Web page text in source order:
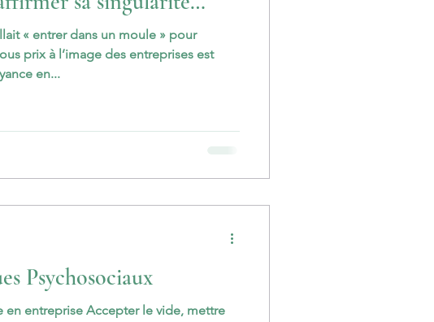
« entrer dans un moule » pour
prix à l’image des entreprises est
en...
des Risques Psychosociaux
en entreprise Accepter le vide, mettre